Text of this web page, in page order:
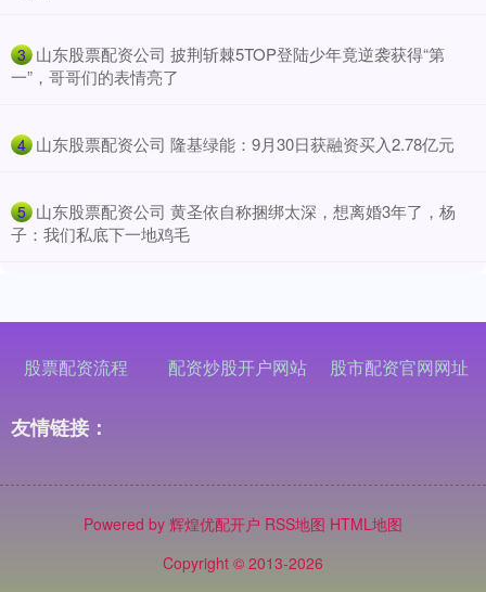
3 ​山东股票配资公司 披荆斩棘5TOP登陆少年竟逆袭获得“第
一”，哥哥们的表情亮了
4 ​山东股票配资公司 隆基绿能：9月30日获融资买入2.78亿元
5 ​山东股票配资公司 黄圣依自称捆绑太深，想离婚3年了，杨
子：我们私底下一地鸡毛
股票配资流程 配资炒股开户网站 股市配资官网网址
友情链接：
Powered by 辉煌优配开户 RSS地图 HTML地图
Copyright © 2013-2026